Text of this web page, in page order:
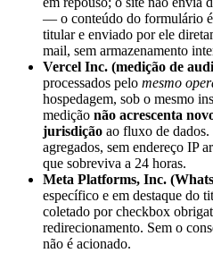
— o conteúdo do formulário
titular e enviado por ele
mail, sem armazenamento
Vercel Inc. (medição de
processados pelo mesmo
hospedagem, sob o mesmo
medição não acrescenta
jurisdição ao fluxo de dados.
agregados, sem endereço IP
que sobreviva a 24 horas.
Meta Platforms, Inc.
específico e em destaque
coletado por checkbox
redirecionamento. Sem o
não é acionado.